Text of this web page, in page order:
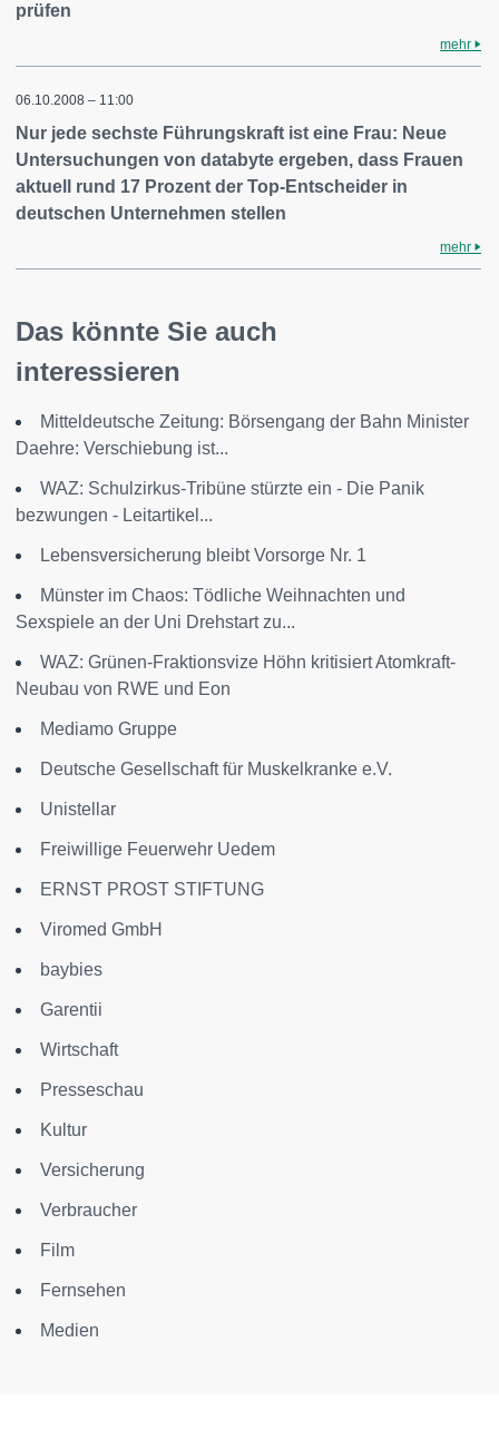
prüfen
mehr
06.10.2008 – 11:00
Nur jede sechste Führungskraft ist eine Frau: Neue
Untersuchungen von databyte ergeben, dass Frauen
aktuell rund 17 Prozent der Top-Entscheider in
deutschen Unternehmen stellen
mehr
Das könnte Sie auch
interessieren
Mitteldeutsche Zeitung: Börsengang der Bahn Minister
Daehre: Verschiebung ist...
WAZ: Schulzirkus-Tribüne stürzte ein - Die Panik
bezwungen - Leitartikel...
Lebensversicherung bleibt Vorsorge Nr. 1
Münster im Chaos: Tödliche Weihnachten und
Sexspiele an der Uni Drehstart zu...
WAZ: Grünen-Fraktionsvize Höhn kritisiert Atomkraft-
Neubau von RWE und Eon
Mediamo Gruppe
Deutsche Gesellschaft für Muskelkranke e.V.
Unistellar
Freiwillige Feuerwehr Uedem
ERNST PROST STIFTUNG
Viromed GmbH
baybies
Garentii
Wirtschaft
Presseschau
Kultur
Versicherung
Verbraucher
Film
Fernsehen
Medien